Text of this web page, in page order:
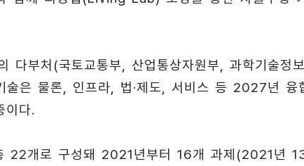
부처(국토교통부, 산업통상자원부, 과학기술정
술은 물론, 인프라, 법·제도, 서비스 등 2027년 융
다.
22개로 구성돼 2021년부터 16개 과제(2021년